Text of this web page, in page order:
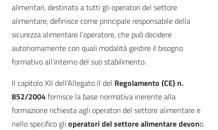
alimentari, destinato a tutti gli operatori del settore
alimentare, definisce come principale responsabile della
sicurezza alimentare l’operatore, che può decidere
autonomamente con quali modalità gestire il bisogno
formativo all’interno del suo stabilimento.
Il capitolo XII dell’Allegato II del Regolamento (CE) n.
852/2004fornisce la base normativa inerente alla
formazione richiesta agli operatori del settore alimentare e
nello specifico glioperatori del settore alimentare devono